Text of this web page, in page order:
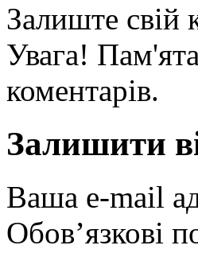
Залиште свій
Увага!
коментарів.
Залишити
Ваша e-mail
Обов’язкові